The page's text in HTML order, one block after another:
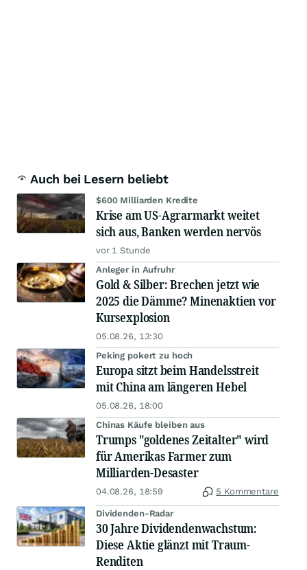
Auch bei Lesern beliebt
$600 Milliarden Kredite
Krise am US-Agrarmarkt weitet
sich aus, Banken werden nervös
vor 1 Stunde
Anleger in Aufruhr
Gold & Silber: Brechen jetzt wie
2025 die Dämme? Minenaktien vor
Kursexplosion
05.08.26, 13:30
Peking pokert zu hoch
Europa sitzt beim Handelsstreit
mit China am längeren Hebel
05.08.26, 18:00
Chinas Käufe bleiben aus
Trumps "goldenes Zeitalter" wird
für Amerikas Farmer zum
Milliarden-Desaster
04.08.26, 18:59 5 Kommentare
Dividenden-Radar
30 Jahre Dividendenwachstum:
Diese Aktie glänzt mit Traum-
Renditen